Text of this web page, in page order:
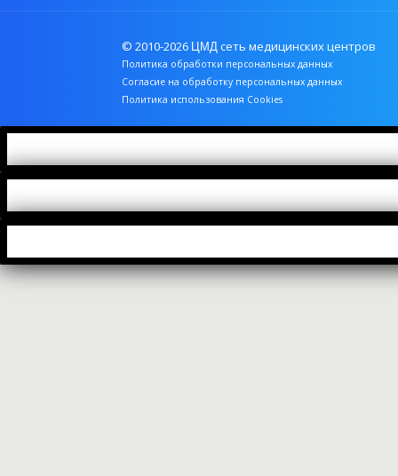
© 2010-2026 ЦМД сеть медицинских центров
Политика обработки персональных данных
Согласие на обработку персональных данных
Политика использования Cookies